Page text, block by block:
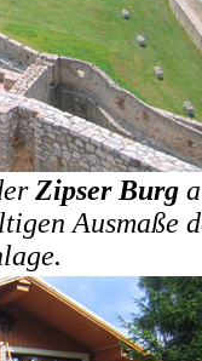
Zipser Burg
Ausmaße